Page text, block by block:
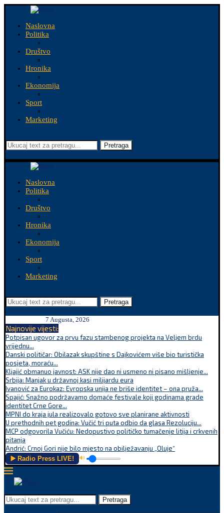
Naslovna
Politika
Društvo
Hronika
Ekonomija
Sport
Marketing
Pretraga
Naslovna
Politika
Društvo
Hronika
Ekonomija
Sport
Marketing
Pretraga
7 Augusta, 2026
Najnovije vijesti:
Potpisan ugovor za prvu fazu stambenog projekta na Veljem brdu
vrijednu...
Danski političar: Obilazak skupštine s Dajkovićem više bio turistička
posjeta, moraću...
Kljajić obmanuo javnost: ASK nije dao ni usmeno ni pisano mišljenje...
Srbija: Manjak u državnoj kasi milijardu eura
Ivanović za Eurokaz: Evropska unija ne briše identitet – ona pruža...
Spajić: Snažno podržavamo domaće festivale koji godinama grade
identitet Crne Gore...
MPNI do kraja jula realizovalo gotovo sve planirane aktivnosti
U prethodnih pet godina: Vučić tri puta odbio da glasa Rezoluciju...
MCP odgovorila Vučiću: Nedopustivo političko tumačenje litija i crkvenih
pitanja
Andrić: Crnoj Gori nije bilo mjesto na obilježavanju „Oluje“
▶️ Radio Press LIVE! 🔊
Pretraga